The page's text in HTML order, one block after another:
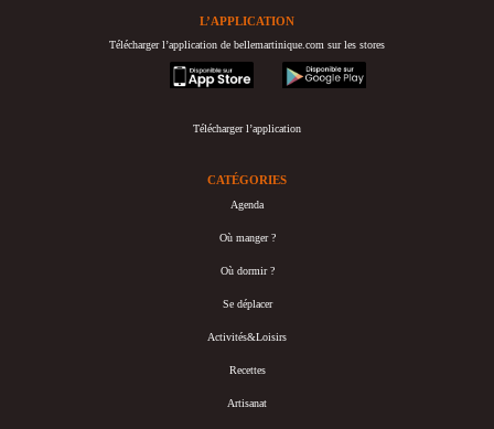
L’APPLICATION
Télécharger l’application de bellemartinique.com sur les stores
appstore
googleplay
Télécharger l’application
CATÉGORIES
Agenda
Où manger ?
Où dormir ?
Se déplacer
Activités&Loisirs
Recettes
Artisanat